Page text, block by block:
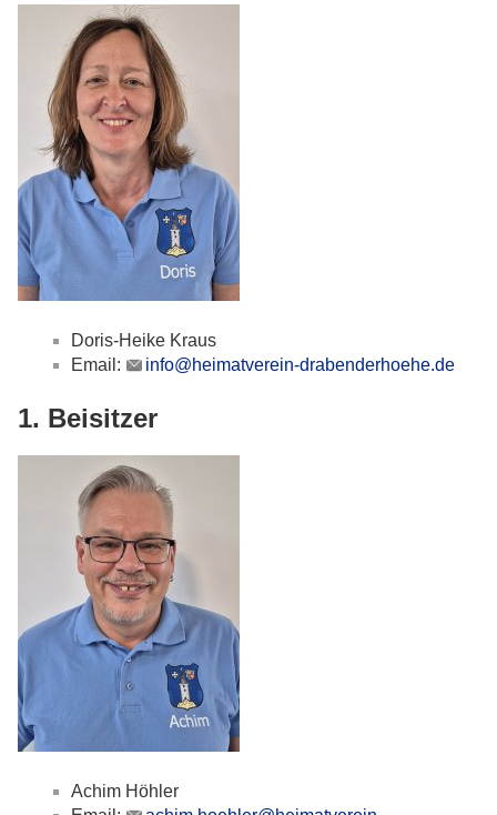
Doris-Heike Kraus
Email:
info@heimatverein-drabenderhoehe.de
1. Beisitzer
Achim Höhler